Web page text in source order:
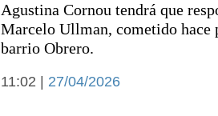
Deportes
Agustina Cornou tendrá que
Marcelo Ullman, cometido hace
barrio Obrero.
11:02 | 27/04/2026